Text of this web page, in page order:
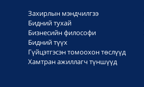
Захирлын мэндчилгээ
Бидний тухай
Бизнесийн философи
Бидний түүх
Гүйцэтгэсэн томоохон төслүүд
Хамтран ажиллагч түншүүд